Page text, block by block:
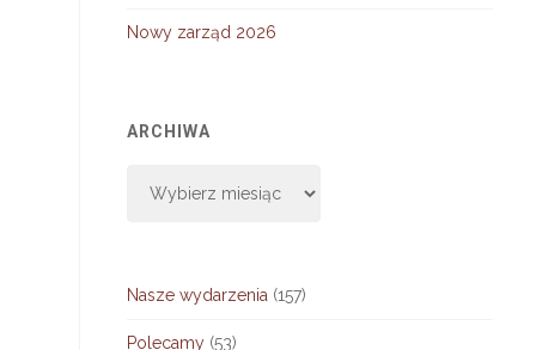
Nowy zarząd 2026
ARCHIWA
Nasze wydarzenia (157)
Polecamy (53)